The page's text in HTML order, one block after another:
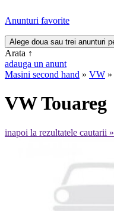
Anunturi favorite
Arata ↑
adauga un anunt
Masini second hand » VW »
VW Touareg
inapoi la rezultatele cautarii »